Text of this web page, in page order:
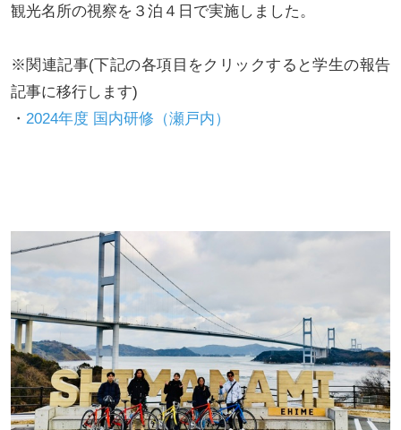
観光名所の視察を３泊４日で実施しました。
※関連記事(下記の各項目をクリックすると学生の報告
記事に移行します)
・ 2024年度 国内研修（瀬戸内）